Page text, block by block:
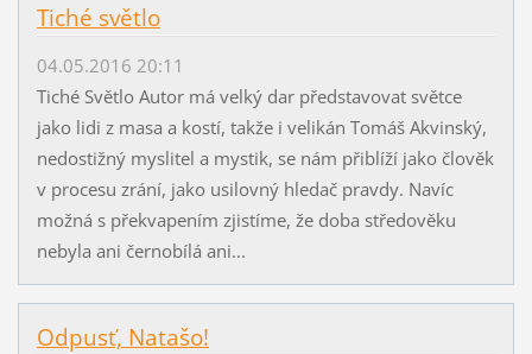
Tiché světlo
04.05.2016 20:11
Tiché Světlo Autor má velký dar představovat světce
jako lidi z masa a kostí, takže i velikán Tomáš Akvinský,
nedostižný myslitel a mystik, se nám přiblíží jako člověk
v procesu zrání, jako usilovný hledač pravdy. Navíc
možná s překvapením zjistíme, že doba středověku
nebyla ani černobílá ani...
Odpusť, Natašo!